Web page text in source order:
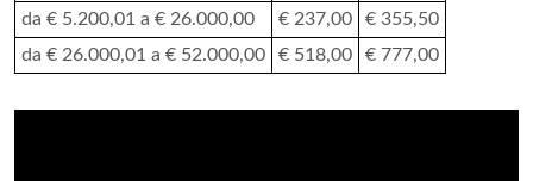
da € 5.200,01 a € 26.000,00 € 237,00
€ 355,50
da € 26.000,01 a € 52.000,00
€ 518,00 € 777,00